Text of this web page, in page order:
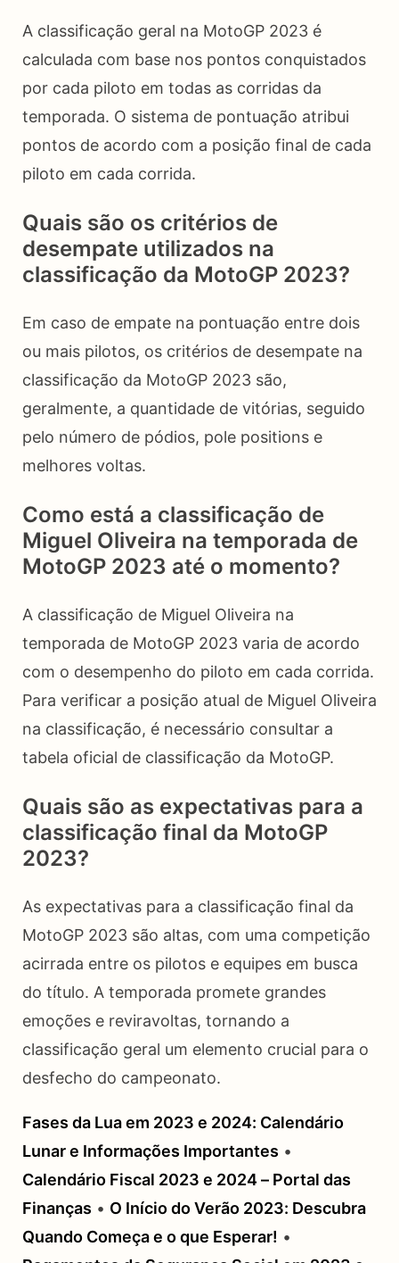
A classificação geral na MotoGP 2023 é
calculada com base nos pontos conquistados
por cada piloto em todas as corridas da
temporada. O sistema de pontuação atribui
pontos de acordo com a posição final de cada
piloto em cada corrida.
Quais são os critérios de
desempate utilizados na
classificação da MotoGP 2023?
Em caso de empate na pontuação entre dois
ou mais pilotos, os critérios de desempate na
classificação da MotoGP 2023 são,
geralmente, a quantidade de vitórias, seguido
pelo número de pódios, pole positions e
melhores voltas.
Como está a classificação de
Miguel Oliveira na temporada de
MotoGP 2023 até o momento?
A classificação de Miguel Oliveira na
temporada de MotoGP 2023 varia de acordo
com o desempenho do piloto em cada corrida.
Para verificar a posição atual de Miguel Oliveira
na classificação, é necessário consultar a
tabela oficial de classificação da MotoGP.
Quais são as expectativas para a
classificação final da MotoGP
2023?
As expectativas para a classificação final da
MotoGP 2023 são altas, com uma competição
acirrada entre os pilotos e equipes em busca
do título. A temporada promete grandes
emoções e reviravoltas, tornando a
classificação geral um elemento crucial para o
desfecho do campeonato.
Fases da Lua em 2023 e 2024: Calendário
Lunar e Informações Importantes •
Calendário Fiscal 2023 e 2024 – Portal das
Finanças • O Início do Verão 2023: Descubra
Quando Começa e o que Esperar! •